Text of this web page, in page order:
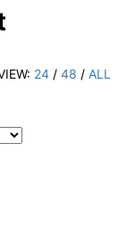
24 / 48 / ALL